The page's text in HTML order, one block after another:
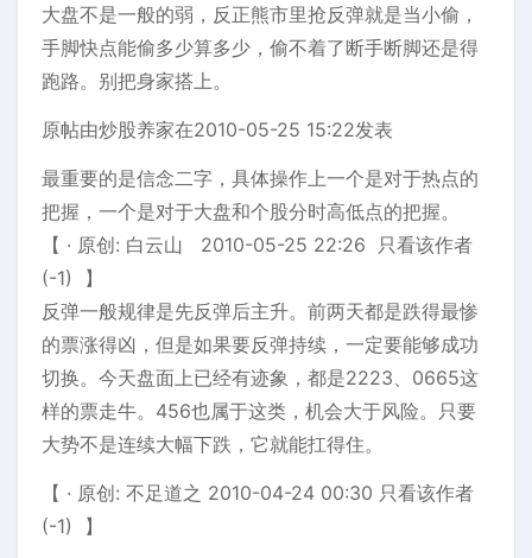
大盘不是一般的弱，反正熊市里抢反弹就是当小偷，
手脚快点能偷多少算多少，偷不着了断手断脚还是得
跑路。别把身家搭上。
原帖由炒股养家在2010-05-25 15:22发表
最重要的是信念二字，具体操作上一个是对于热点的
把握，一个是对于大盘和个股分时高低点的把握。
【 · 原创: 白云山 2010-05-25 22:26 只看该作者
(-1) 】
反弹一般规律是先反弹后主升。前两天都是跌得最惨
的票涨得凶，但是如果要反弹持续，一定要能够成功
切换。今天盘面上已经有迹象，都是2223、0665这
样的票走牛。456也属于这类，机会大于风险。只要
大势不是连续大幅下跌，它就能扛得住。
【 · 原创: 不足道之 2010-04-24 00:30 只看该作者
(-1) 】